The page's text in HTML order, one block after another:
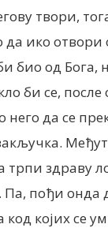
твори,
да ико
био од Бога,
би се, после
него да се
трпи здраву
пођи онда
којих се